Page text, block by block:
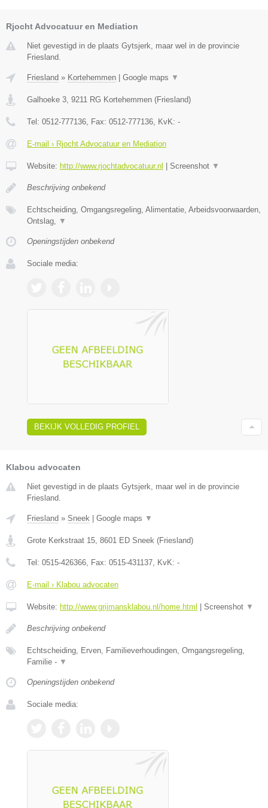
Rjocht Advocatuur en Mediation
Niet gevestigd in de plaats Gytsjerk, maar wel in de provincie
Friesland.
Friesland » Kortehemmen Google maps ▼
Galhoeke 3 9211 RG Kortehemmen (Friesland)
Tel: 0512-777136 , Fax: 0512-777136 , KvK: -
E-mail › Rjocht Advocatuur en Mediation
Website: http://www.rjochtadvocatuur.nl Screenshot ▼
Beschrijving onbekend
Echtscheiding, Omgangsregeling, Alimentatie, Arbeidsvoorwaarden,
Ontslag,
▼
Openingstijden onbekend
Sociale media:
BEKIJK VOLLEDIG PROFIEL
Klabou advocaten
Niet gevestigd in de plaats Gytsjerk, maar wel in de provincie
Friesland.
Friesland » Sneek | Google maps ▼
Grote Kerkstraat 15 8601 ED Sneek (Friesland)
Tel: 0515-426366 , Fax: 0515-431137 , KvK: -
E-mail › Klabou advocaten
Website: http://www.grijmansklabou.nl/home.html | Screenshot ▼
Beschrijving onbekend
Echtscheiding, Erven, Familieverhoudingen, Omgangsregeling,
Familie - ▼
Openingstijden onbekend
Sociale media: